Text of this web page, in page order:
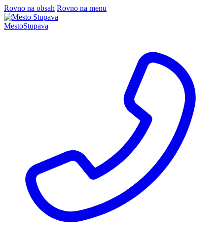
Rovno na obsah Rovno na menu
MestoStupava